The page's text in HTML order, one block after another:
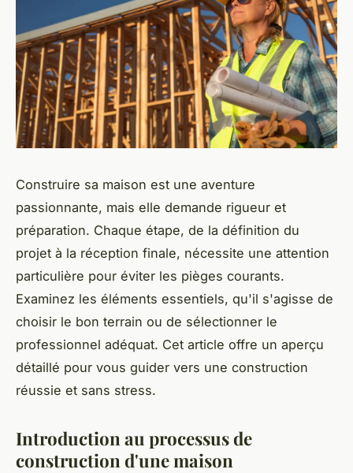
Construire sa maison est une aventure
passionnante, mais elle demande rigueur et
préparation. Chaque étape, de la définition du
projet à la réception finale, nécessite une attention
particulière pour éviter les pièges courants.
Examinez les éléments essentiels, qu'il s'agisse de
choisir le bon terrain ou de sélectionner le
professionnel adéquat. Cet article offre un aperçu
détaillé pour vous guider vers une construction
réussie et sans stress.
Introduction au processus de
construction d'une maison